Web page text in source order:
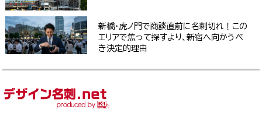
新橋・虎ノ門で商談直前に名刺切れ！この
エリアで焦って探すより、新宿へ向かうべ
き決定的理由